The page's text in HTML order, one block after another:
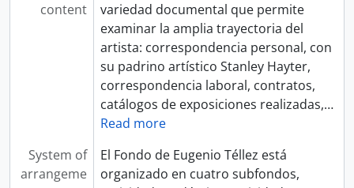
content
variedad documental que permite
examinar la amplia trayectoria del
artista: correspondencia personal, con
su padrino artístico Stanley Hayter,
correspondencia laboral, contratos,
catálogos de exposiciones realizadas,…
Read more
System of
arrangeme
El Fondo de Eugenio Téllez está
organizado en cuatro subfondos,